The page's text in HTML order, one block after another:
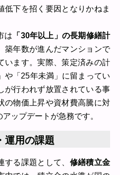
低下を招く要因となりかねま
は 「30年以上」の長期修繕計
築年数が進んだマンションで
います。実際、策定済みの計
や「25年未満」に留まってい
が行われず放置されている事
の物価上昇や資材費高騰に対
ップデートが急務です。
運用の課題
る課題として、 修繕積立金